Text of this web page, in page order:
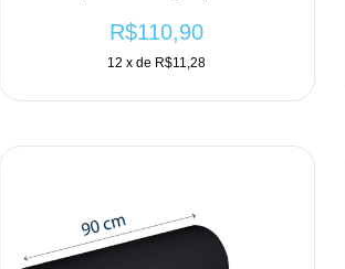
R$110,90
12 x de R$11,28